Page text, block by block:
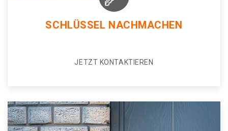
SCHLÜSSEL NACHMACHEN
JETZT KONTAKTIEREN